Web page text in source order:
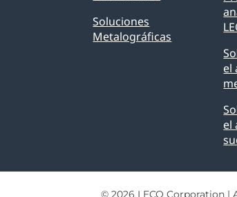
Soluciones
Metalográficas
el
el
© 2026 LECO Corporation |